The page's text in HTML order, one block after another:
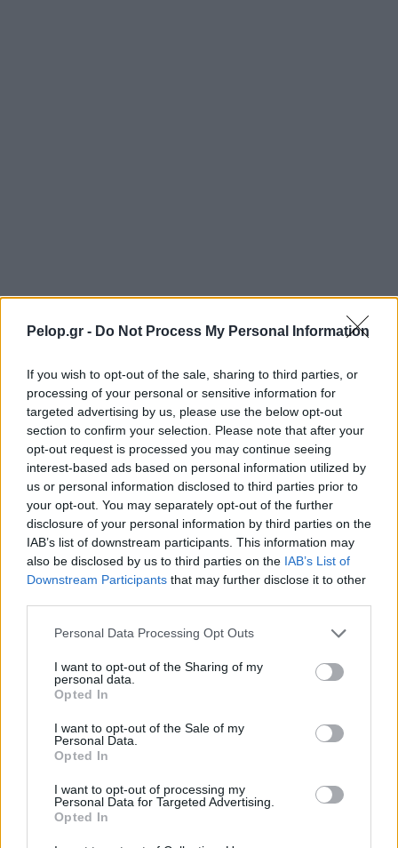
Pelop.gr - Do Not Process My Personal Information
If you wish to opt-out of the sale, sharing to third parties, or
processing of your personal or sensitive information for
targeted advertising by us, please use the below opt-out
section to confirm your selection. Please note that after your
opt-out request is processed you may continue seeing
interest-based ads based on personal information utilized by
us or personal information disclosed to third parties prior to
your opt-out. You may separately opt-out of the further
disclosure of your personal information by third parties on the
IAB’s list of downstream participants. This information may
also be disclosed by us to third parties on the IAB’s List of
Downstream Participants that may further disclose it to other
Please note that this website/app uses one or more Google
not limited to your visit or usage behaviour. You may click to
grant or deny consent to Google and its third-party tags to
use your data for below specified purposes in below Google
consent section.
Personal Data Processing Opt Outs
I want to opt-out of the Sharing of my
personal data.
Opted In
I want to opt-out of the Sale of my
Personal Data.
Opted In
I want to opt-out of processing my
Personal Data for Targeted Advertising.
Opted In
ΡΟΗ ΕΙΔΗΣΕΩΝ
22:00
Καταγγελία ερευνητή του ΑΠΘ: «Χυδαίο
τραμπουκισμό από τους διάφορους
“φιλόζωους”»
«Ένα τέταρτο γινόταν ΚΑΡΠΑ. Δεν βρίσκαμε
σημάδια ζωής», συγκλονίζει ο ναυαγοσώστης
για τον πνιγμό στα Μάλια
Ο καύσωνας λιώνει τους Σλοβάκους, ρεκόρ με
42,2 βαθμούς Κελσίου
Άρτα: Συνελήφθησαν ο διευθυντής κι ο τεχνικός
Τραγικό περιστατικό, τράκαρε με αγριογούρουνο
ΟΛΕΣ ΟΙ ΕΙΔΗΣΕΙΣ